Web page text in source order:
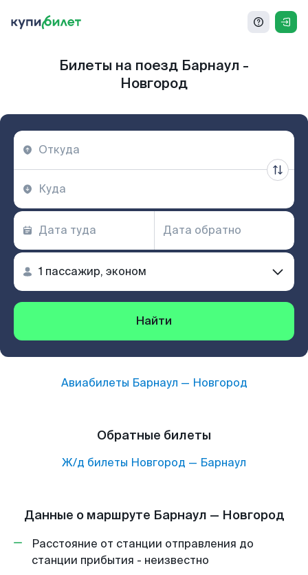
Билеты на поезд Барнаул -
Новгород
Найти
Авиабилеты Барнаул — Новгород
Обратные билеты
Ж/д билеты Новгород — Барнаул
Данные о маршруте Барнаул — Новгород
Расстояние от станции отправления до
станции прибытия - неизвестно